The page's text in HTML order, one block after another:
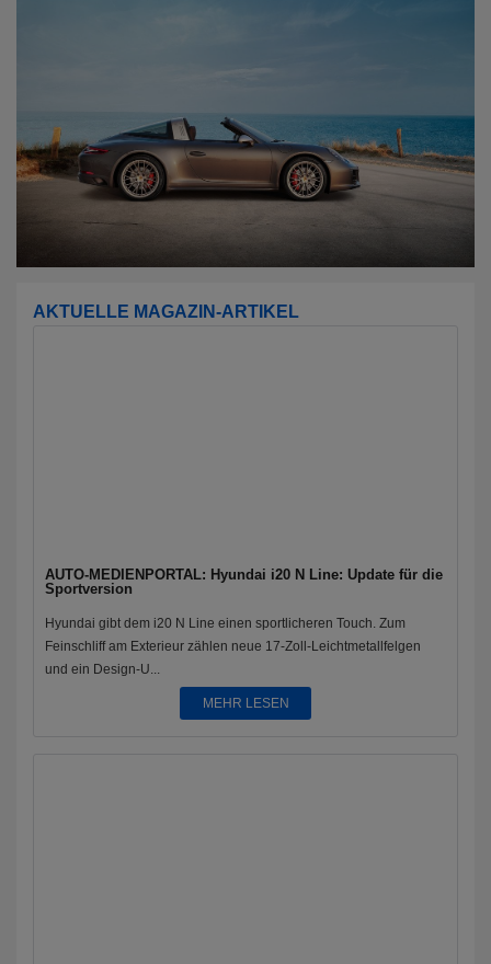
AKTUELLE MAGAZIN-ARTIKEL
AUTO-MEDIENPORTAL: Hyundai i20 N Line: Update für die
Sportversion
Hyundai gibt dem i20 N Line einen sportlicheren Touch. Zum
Feinschliff am Exterieur zählen neue 17-Zoll-Leichtmetallfelgen
und ein Design-U...
MEHR LESEN